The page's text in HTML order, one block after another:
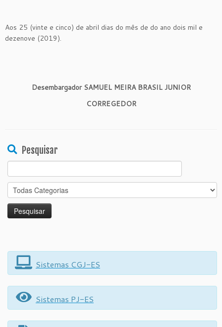
Aos 25 (vinte e cinco) de abril dias do mês de do ano dois mil e
dezenove (2019).
Desembargador SAMUEL MEIRA BRASIL JUNIOR
CORREGEDOR
Pesquisar
Search
for:
Sistemas CGJ-ES
Sistemas PJ-ES